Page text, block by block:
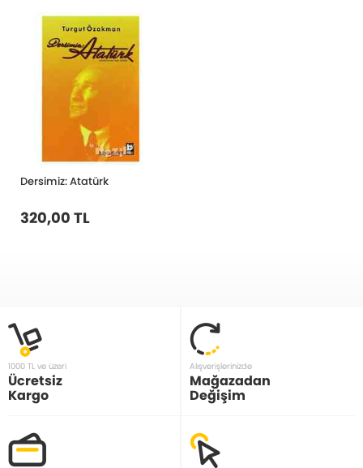
Dersimiz: Atatürk
320,00 TL
1000 TL ve üzeri
Ücretsiz
Kargo
Alışverişlerinizde
Mağazadan
Değişim